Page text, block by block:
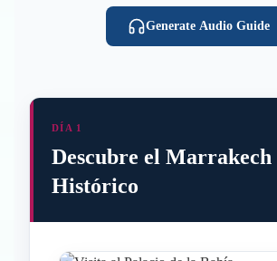
Generate Audio Guide
DÍA 1
Descubre el Marrakech
Histórico